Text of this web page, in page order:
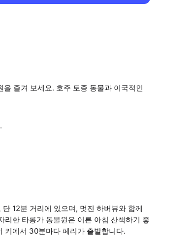
즐겨 보세요. 호주 토종 동물과 이국적인
12분 거리에 있으며, 멋진 하버뷰와 함께
한 타롱가 동물원은 이른 아침 산책하기 좋
키에서 30분마다 페리가 출발합니다.